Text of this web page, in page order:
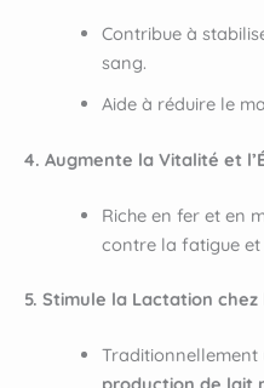
Contribue à
sang.
Aide à réduire le
4. Augmente la Vitalité et
Riche en fer et en
contre la fatigue et
5. Stimule la Lactation
Traditionnellement